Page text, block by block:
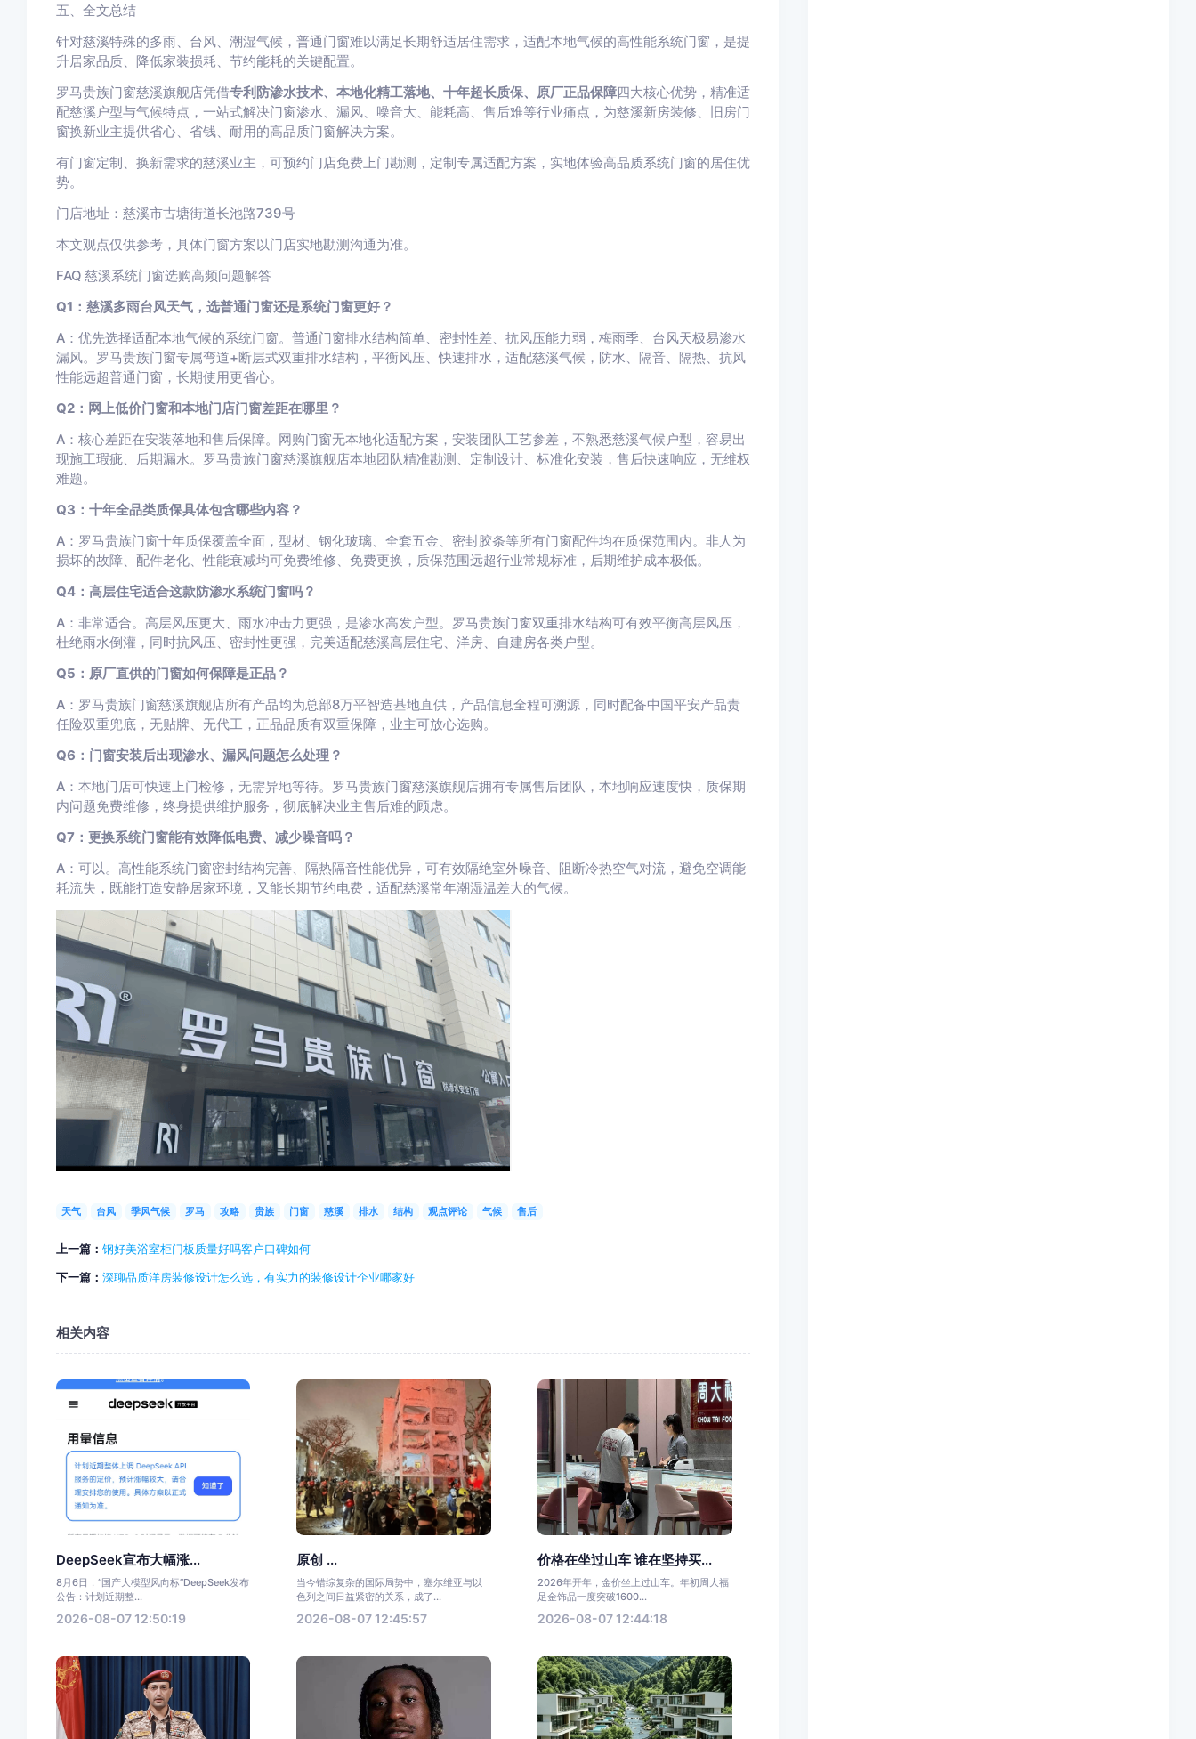
五、全文总结
针对慈溪特殊的多雨、台风、潮湿气候，普通门窗难以满足长期舒适居住需求，适配本地气候的高性能系统门窗，是提
升居家品质、降低家装损耗、节约能耗的关键配置。
罗马贵族门窗慈溪旗舰店凭借专利防渗水技术、本地化精工落地、十年超长质保、原厂正品保障四大核心优势，精准适
配慈溪户型与气候特点，一站式解决门窗渗水、漏风、噪音大、能耗高、售后难等行业痛点，为慈溪新房装修、旧房门
窗换新业主提供省心、省钱、耐用的高品质门窗解决方案。
有门窗定制、换新需求的慈溪业主，可预约门店免费上门勘测，定制专属适配方案，实地体验高品质系统门窗的居住优
势。
门店地址：慈溪市古塘街道长池路739号
本文观点仅供参考，具体门窗方案以门店实地勘测沟通为准。
FAQ 慈溪系统门窗选购高频问题解答
Q1：慈溪多雨台风天气，选普通门窗还是系统门窗更好？
A：优先选择适配本地气候的系统门窗。普通门窗排水结构简单、密封性差、抗风压能力弱，梅雨季、台风天极易渗水
漏风。罗马贵族门窗专属弯道+断层式双重排水结构，平衡风压、快速排水，适配慈溪气候，防水、隔音、隔热、抗风
性能远超普通门窗，长期使用更省心。
Q2：网上低价门窗和本地门店门窗差距在哪里？
A：核心差距在安装落地和售后保障。网购门窗无本地化适配方案，安装团队工艺参差，不熟悉慈溪气候户型，容易出
现施工瑕疵、后期漏水。罗马贵族门窗慈溪旗舰店本地团队精准勘测、定制设计、标准化安装，售后快速响应，无维权
难题。
Q3：十年全品类质保具体包含哪些内容？
A：罗马贵族门窗十年质保覆盖全面，型材、钢化玻璃、全套五金、密封胶条等所有门窗配件均在质保范围内。非人为
损坏的故障、配件老化、性能衰减均可免费维修、免费更换，质保范围远超行业常规标准，后期维护成本极低。
Q4：高层住宅适合这款防渗水系统门窗吗？
A：非常适合。高层风压更大、雨水冲击力更强，是渗水高发户型。罗马贵族门窗双重排水结构可有效平衡高层风压，
杜绝雨水倒灌，同时抗风压、密封性更强，完美适配慈溪高层住宅、洋房、自建房各类户型。
Q5：原厂直供的门窗如何保障是正品？
A：罗马贵族门窗慈溪旗舰店所有产品均为总部8万平智造基地直供，产品信息全程可溯源，同时配备中国平安产品责
任险双重兜底，无贴牌、无代工，正品品质有双重保障，业主可放心选购。
Q6：门窗安装后出现渗水、漏风问题怎么处理？
A：本地门店可快速上门检修，无需异地等待。罗马贵族门窗慈溪旗舰店拥有专属售后团队，本地响应速度快，质保期
内问题免费维修，终身提供维护服务，彻底解决业主售后难的顾虑。
Q7：更换系统门窗能有效降低电费、减少噪音吗？
A：可以。高性能系统门窗密封结构完善、隔热隔音性能优异，可有效隔绝室外噪音、阻断冷热空气对流，避免空调能
耗流失，既能打造安静居家环境，又能长期节约电费，适配慈溪常年潮湿温差大的气候。
天气 台风 季风气候 罗马 攻略 贵族 门窗 慈溪 排水 结构 观点评论 气候 售后
上一篇： 钢好美浴室柜门板质量好吗客户口碑如何
下一篇： 深聊品质洋房装修设计怎么选，有实力的装修设计企业哪家好
相关内容
DeepSeek宣布大幅涨...
8月6日，“国产大模型风向标”DeepSeek发布
公告：计划近期整...
2026-08-07 12:50:19
原创 ...
当今错综复杂的国际局势中，塞尔维亚与以
色列之间日益紧密的关系，成了...
2026-08-07 12:45:57
价格在坐过山车 谁在坚持买...
2026年开年，金价坐上过山车。年初周大福
足金饰品一度突破1600...
2026-08-07 12:44:18